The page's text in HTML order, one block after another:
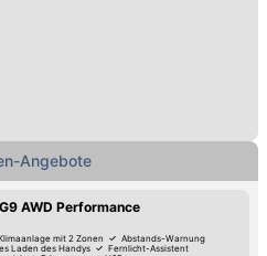
Angebote
AWD Performance
mit 2 Zonen
Abstands-Warnung
Laden des Handys
Fernlicht-Assistent